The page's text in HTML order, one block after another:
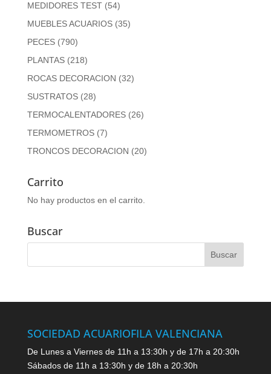
MEDIDORES TEST (54)
MUEBLES ACUARIOS (35)
PECES (790)
PLANTAS (218)
ROCAS DECORACION (32)
SUSTRATOS (28)
TERMOCALENTADORES (26)
TERMOMETROS (7)
TRONCOS DECORACION (20)
Carrito
No hay productos en el carrito.
Buscar
SOCIEDAD ACUARIOFILA VALENCIANA
De Lunes a Viernes de 11h a 13:30h y de 17h a 20:30h
Sábados de 11h a 13:30h y de 18h a 20:30h